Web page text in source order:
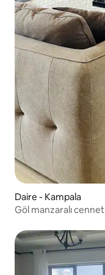
Daire - Kampala
Göl manzaralı cennet